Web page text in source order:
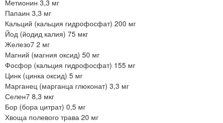
Метионин 3,3 мг
Папаин 3,3 мг
Кальций (кальция гидрофосфат) 200 мг
Йод (йодид калия) 75 мкг
Железо7 2 мг
Магний (магния оксид) 50 мг
Фосфор (кальция гидрофосфат) 155 мг
Цинк (цинка оксид) 5 мг
Марганец (марганца глюконат) 3,3 мг
Селен7 8,3 мкг
Бор (бора цитрат) 0,5 мг
Хвоща полевого трава 20 мг